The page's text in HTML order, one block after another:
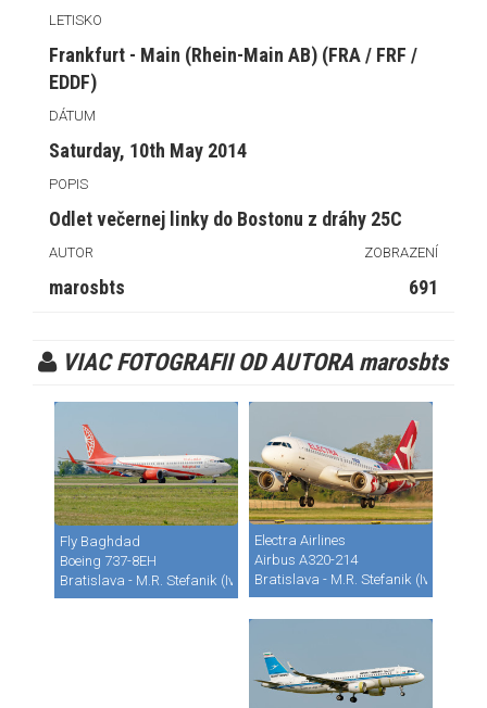
LETISKO
Frankfurt - Main (Rhein-Main AB) (FRA / FRF /
EDDF)
DÁTUM
Saturday, 10th May 2014
POPIS
Odlet večernej linky do Bostonu z dráhy 25C
AUTOR ZOBRAZENÍ
marosbts 691
VIAC FOTOGRAFII OD AUTORA marosbts
Fly Baghdad
Boeing 737-8EH
Bratislava - M.R. Stefanik (Ivanka) (BTS / LZIB)
Electra Airlines
Airbus A320-214
Bratislava - M.R. Stefanik (Ivanka)